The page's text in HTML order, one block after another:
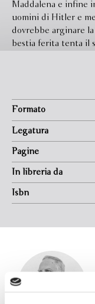
Maddalena e infine
uomini di Hitler e
dovrebbe arginare
bestia ferita tenta il
terribili della
apice, e lo fa
che hanno seguito
fedelissimi ai
redivivi ai generali di
Formato
Legatura
Pagine
In libreria da
Isbn